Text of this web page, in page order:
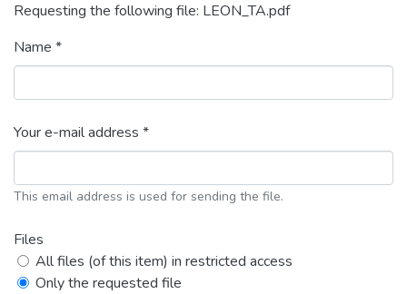
Requesting the following file: LEON_TA.pdf
Name *
Your e-mail address *
This email address is used for sending the file.
Files
All files (of this item) in restricted access
Only the requested file